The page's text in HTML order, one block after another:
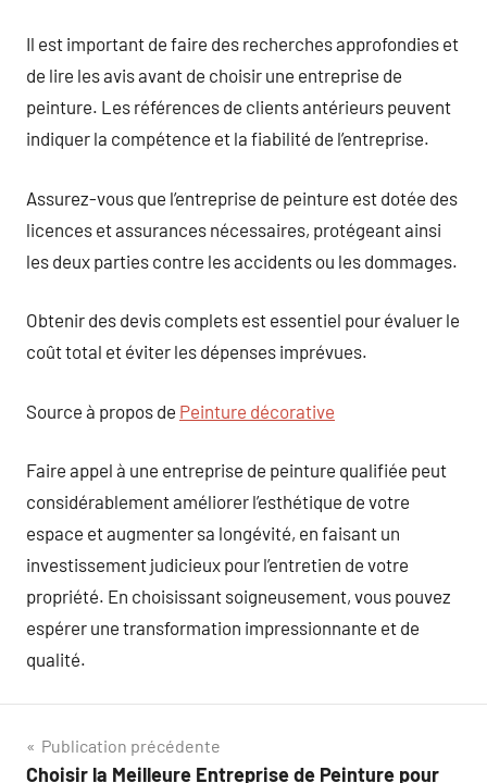
Il est important de faire des recherches approfondies et
de lire les avis avant de choisir une entreprise de
peinture. Les références de clients antérieurs peuvent
indiquer la compétence et la fiabilité de l’entreprise.
Assurez-vous que l’entreprise de peinture est dotée des
licences et assurances nécessaires, protégeant ainsi
les deux parties contre les accidents ou les dommages.
Obtenir des devis complets est essentiel pour évaluer le
coût total et éviter les dépenses imprévues.
Source à propos de Peinture décorative
Faire appel à une entreprise de peinture qualifiée peut
considérablement améliorer l’esthétique de votre
espace et augmenter sa longévité, en faisant un
investissement judicieux pour l’entretien de votre
propriété. En choisissant soigneusement, vous pouvez
espérer une transformation impressionnante et de
qualité.
Navigation
Publication précédente
Choisir la Meilleure Entreprise de Peinture pour